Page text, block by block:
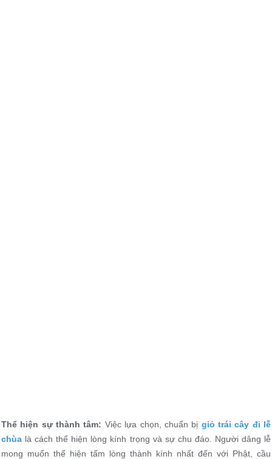
Thể hiện sự thành tâm: Việc lựa chọn, chuẩn bị giỏ trái cây đi lễ
chùa là cách thể hiện lòng kính trọng và sự chu đáo. Người dâng lễ
mong muốn thể hiện tấm lòng thành kính nhất đến với Phật, cầu